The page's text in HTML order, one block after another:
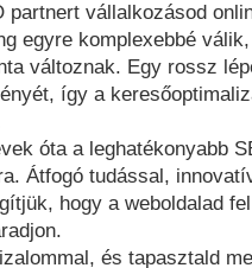
partnert vállalkozásod
egyre komplexebbé
változnak. Egy rossz
így a
óta a leghatékonyabb
Átfogó tudással,
hogy a weboldalad
és tapasztald